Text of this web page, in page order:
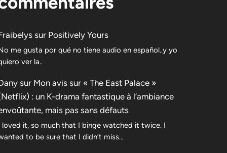
sur Positively Yours
me gusta por qué no tiene audio en español..y yo
ver la..
sur Mon avis sur « The East Palace »
: un K-drama fantastique à l’ambiance
mais pas sans défauts
loved it, so much that I binge watched it twice. I
to be sure that I didn’t miss…